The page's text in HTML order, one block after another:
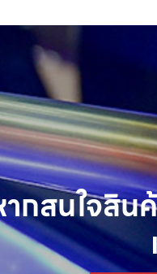
Search
for:
กสนใจสิน